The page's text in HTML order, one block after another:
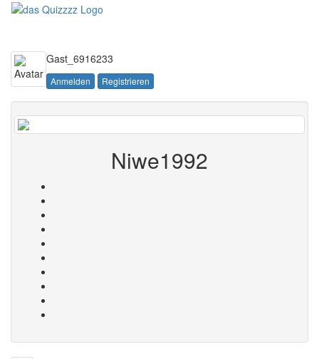
Gast_6916233
Anmelden Registrieren
Niwe1992